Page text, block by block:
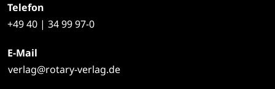
Telefon
+4940 | 34 99 97-0
E-Mail
verlag@rotary-verlag.de